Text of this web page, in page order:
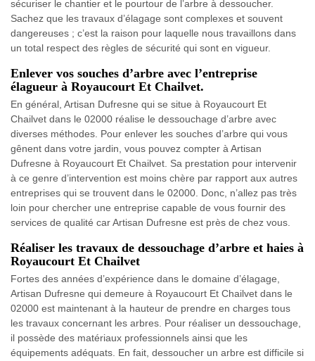
sécuriser le chantier et le pourtour de l’arbre à dessoucher.
Sachez que les travaux d’élagage sont complexes et souvent
dangereuses ; c’est la raison pour laquelle nous travaillons dans
un total respect des règles de sécurité qui sont en vigueur.
Enlever vos souches d’arbre avec l’entreprise
élagueur à Royaucourt Et Chailvet.
En général, Artisan Dufresne qui se situe à Royaucourt Et
Chailvet dans le 02000 réalise le dessouchage d’arbre avec
diverses méthodes. Pour enlever les souches d’arbre qui vous
gênent dans votre jardin, vous pouvez compter à Artisan
Dufresne à Royaucourt Et Chailvet. Sa prestation pour intervenir
à ce genre d’intervention est moins chère par rapport aux autres
entreprises qui se trouvent dans le 02000. Donc, n’allez pas très
loin pour chercher une entreprise capable de vous fournir des
services de qualité car Artisan Dufresne est près de chez vous.
Réaliser les travaux de dessouchage d’arbre et haies à
Royaucourt Et Chailvet
Fortes des années d’expérience dans le domaine d’élagage,
Artisan Dufresne qui demeure à Royaucourt Et Chailvet dans le
02000 est maintenant à la hauteur de prendre en charges tous
les travaux concernant les arbres. Pour réaliser un dessouchage,
il possède des matériaux professionnels ainsi que les
équipements adéquats. En fait, dessoucher un arbre est difficile si